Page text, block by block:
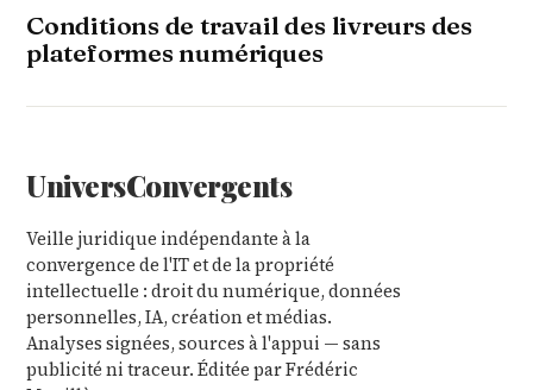
Conditions de travail des livreurs des
plateformes numériques
UniversConvergents
Veille juridique indépendante à la
convergence de l'IT et de la propriété
intellectuelle : droit du numérique, données
personnelles, IA, création et médias.
Analyses signées, sources à l'appui — sans
publicité ni traceur. Éditée par Frédéric